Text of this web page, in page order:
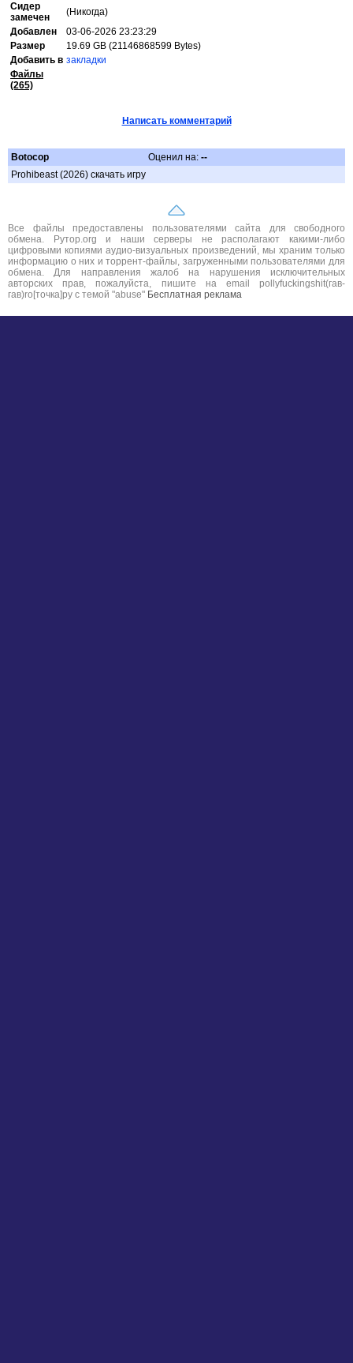
Сидер
замечен
(Никогда)
Добавлен
03-06-2026 23:23:29
Размер
19.69 GB (21146868599 Bytes)
Добавить в закладки
Файлы
(265)
Написать комментарий
Botocop Оценил на: --
Prohibeast (2026) скачать игру
Все файлы предоставлены пользователями сайта для свободного
обмена. Рутор.org и наши серверы не располагают какими-либо
цифровыми копиями аудио-визуальных произведений, мы храним только
информацию о них и торрент-файлы, загруженными пользователями для
обмена. Для направления жалоб на нарушения исключительных
авторских прав, пожалуйста, пишите на email pollyfuckingshit(гав-
гав)ro[точка]ру с темой "abuse" Бесплатная реклама